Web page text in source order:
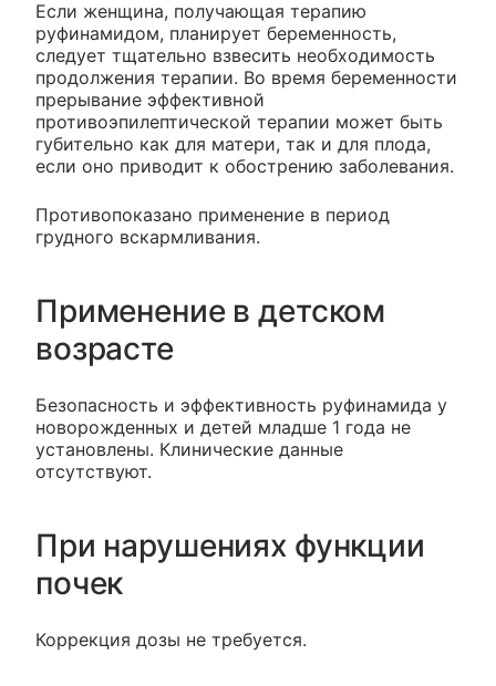
Если женщина, получающая терапию
руфинамидом, планирует беременность,
следует тщательно взвесить необходимость
продолжения терапии. Во время беременности
прерывание эффективной
противоэпилептической терапии может быть
губительно как для матери, так и для плода,
если оно приводит к обострению заболевания.
Противопоказано применение в период
грудного вскармливания.
Применение в детском
возрасте
Безопасность и эффективность руфинамида у
новорожденных и детей младше 1 года не
установлены. Клинические данные
отсутствуют.
При нарушениях функции
почек
Коррекция дозы не требуется.